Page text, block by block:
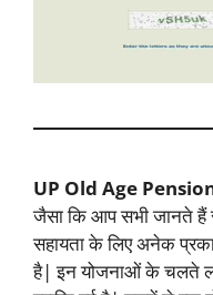
UP Old Age
जैसा कि आप सभी जानते हैं
सहायता के लिए अनेक
है| इन योजनाओं के चलते